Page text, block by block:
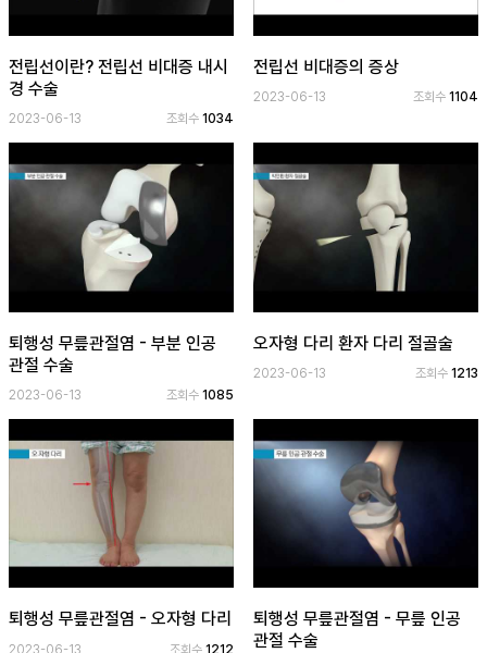
전립선이란? 전립선 비대증 내시
경 수술
2023-06-13 조회수1034
전립선 비대증의 증상
2023-06-13 조회수 1104
퇴행성 무릎관절염 - 부분 인공
관절 수술
2023-06-13 조회수1085
오자형 다리 환자 다리 절골술
2023-06-13 조회수 1213
퇴행성 무릎관절염 - 오자형 다리
2023-06-13 조회수1212
퇴행성 무릎관절염 - 무릎 인공
관절 수술